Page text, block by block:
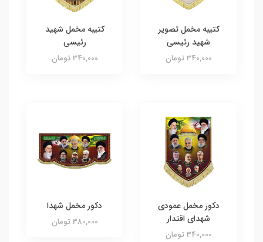
کتیبه مخمل تصویر
شهید رئیسی
340,000 تومان
کتیبه مخمل شهید
رئیسی
340,000 تومان
دکور مخمل عمودی
شهدای اقتدار
340,000 تومان
دکور مخمل شهدا
380,000 تومان